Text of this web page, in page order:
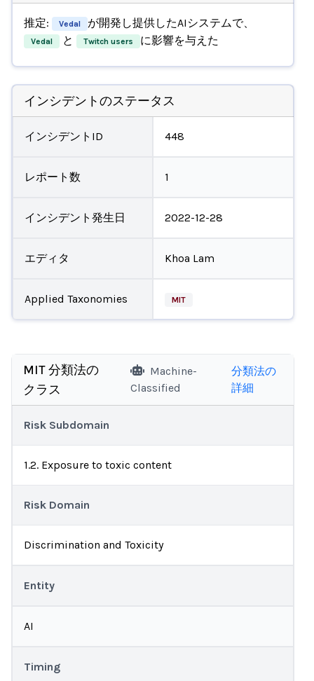
推定: Vedal が開発し提供したAIシステムで、
Vedal と Twitch users に影響を与えた
インシデントのステータス
インシデントID 448
レポート数 1
インシデント発生日 2022-12-28
エディタ Khoa Lam
Applied Taxonomies MIT
MIT 分類法の
クラス
Machine-
Classified
分類法の
詳細
Risk Subdomain
1.2. Exposure to toxic content
Risk Domain
Discrimination and Toxicity
Entity
AI
Timing